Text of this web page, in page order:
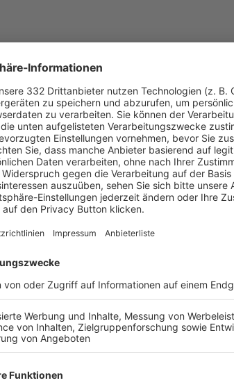
UNSERE NEUIGKEITEN FÜR DICH